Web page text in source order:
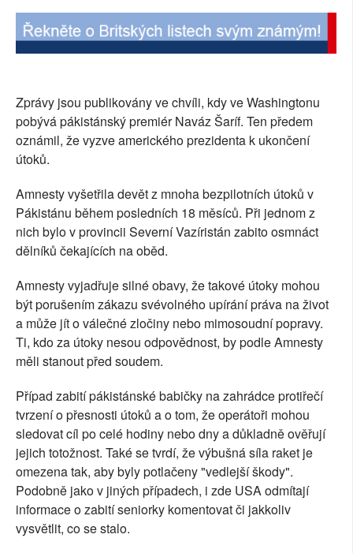
Zprávy jsou publikovány ve chvíli, kdy ve Washingtonu
pobývá pákistánský premiér Naváz Šaríf. Ten předem
oznámil, že vyzve amerického prezidenta k ukončení
útoků.
Amnesty vyšetřila devět z mnoha bezpilotních útoků v
Pákistánu během posledních 18 měsíců. Při jednom z
nich bylo v provincii Severní Vazíristán zabito osmnáct
dělníků čekajících na oběd.
Amnesty vyjadřuje silné obavy, že takové útoky mohou
být porušením zákazu svévolného upírání práva na život
a může jít o válečné zločiny nebo mimosoudní popravy.
Ti, kdo za útoky nesou odpovědnost, by podle Amnesty
měli stanout před soudem.
Případ zabití pákistánské babičky na zahrádce protiřečí
tvrzení o přesnosti útoků a o tom, že operátoři mohou
sledovat cíl po celé hodiny nebo dny a důkladně ověřují
jejich totožnost. Také se tvrdí, že výbušná síla raket je
omezena tak, aby byly potlačeny "vedlejší škody".
Podobně jako v jiných případech, i zde USA odmítají
informace o zabití seniorky komentovat či jakkoliv
vysvětlit, co se stalo.